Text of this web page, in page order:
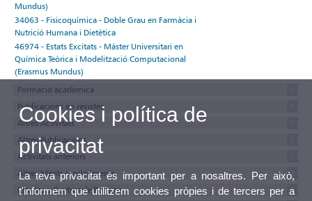
Mundus)
34063 - Fisicoquímica - Doble Grau en Farmàcia i
Nutrició Humana i Dietètica
46974 - Estats Excitats - Màster Universitari en
Química Teòrica i Modelització Computacional
(Erasmus Mundus)
Formació acadèmica
Publicacions en revistes
Altres Activitats
Altres Publicacions
Activitats anteriors
Altres Mèrits o aclariments
Estades a Centres de Recerca
Cookies i política de
privacitat
La teva privacitat és important per a nosaltres. Per això,
t'informem que utilitzem cookies pròpies i de tercers per a